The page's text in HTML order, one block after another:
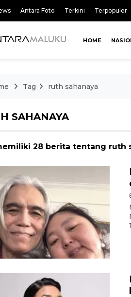
Antara Foto Terkini Terpopuler
HOME
Tag ruth sahanaya
SAHANAYA
28 berita tentang ruth